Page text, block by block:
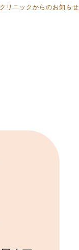
クリニックからのお知らせ